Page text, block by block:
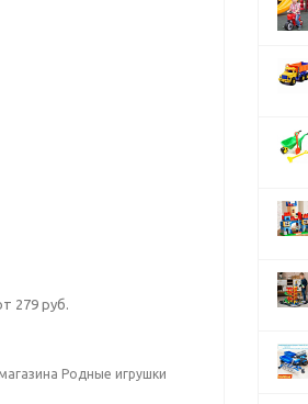
279 руб.
Родные игрушки